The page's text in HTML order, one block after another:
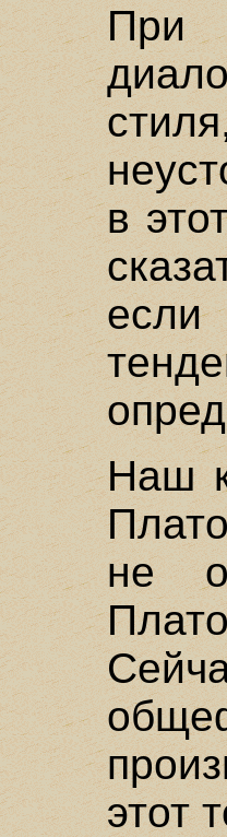
При
в
если
Наш
не
этот